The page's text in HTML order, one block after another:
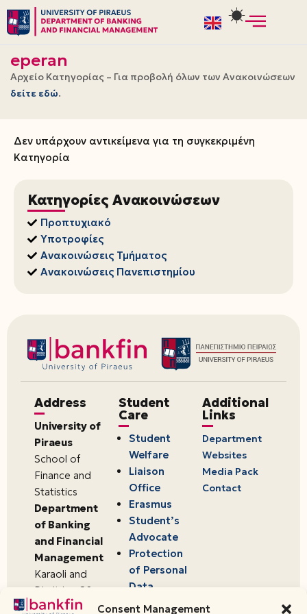
Consent Management
Skip
content
eperan
Αρχείο Κατηγορίας – Για προβολή όλων των Ανακοινώσεων
δείτε εδώ.
Δεν υπάρχουν αντικείμενα για τη συγκεκριμένη
Κατηγορία
Κατηγορίες Ανακοινώσεων
Προπτυχιακό
Υποτροφίες
Ανακοινώσεις Τμήματος
Ανακοινώσεις Πανεπιστημίου
Address
University of
Piraeus
School of
Finance and
Statistics
Department
of Banking
and Financial
Management
Karaoli and
Dimitriou 80
18534,
Student
Care
Student
Welfare
Liaison
Office
Erasmus
Student’s
Advocate
Protection
of Personal
Data
Additional
Links
Department
Websites
Media Pack
Contact